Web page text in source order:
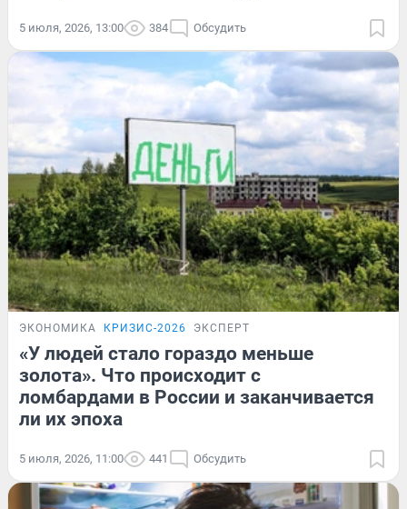
5 июля, 2026, 13:00 384 Обсудить
ЭКОНОМИКА КРИЗИС-2026 ЭКСПЕРТ
«У людей стало гораздо меньше
золота». Что происходит с
ломбардами в России и заканчивается
ли их эпоха
5 июля, 2026, 11:00 441 Обсудить